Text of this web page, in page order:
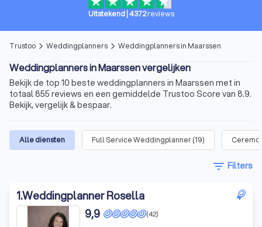
Uitstekend| 4372 reviews
Trustoo arrow_forward_ios Weddingplanners arrow_forward_ios Weddingplanners in Maarssen
Weddingplanners in Maarssen vergelijken
Bekijk de top 10 beste weddingplanners in Maarssen met in
totaal 855 reviews en een gemiddelde Trustoo Score van 8.9.
Bekijk, vergelijk & bespaar.
Alle diensten Full Service Weddingplanner(19)
filter_list Filters
1.Weddingplanner Rosella
(42)
9,9